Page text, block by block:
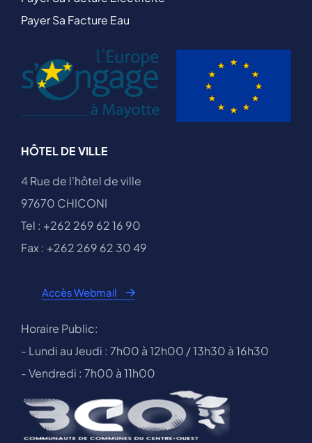
Payer Sa Facture Eau
HÔTEL DE VILLE
4 Rue de l'hôtel de ville
97670 CHICONI
Tel : +262 269 62 16 90
Fax : +262 269 62 30 49
Accès Webmail
Horaire Public:
- Lundi au Jeudi : 7h00 à 12h00 / 13h30 à 16h30
- Vendredi : 7h00 à 11h00